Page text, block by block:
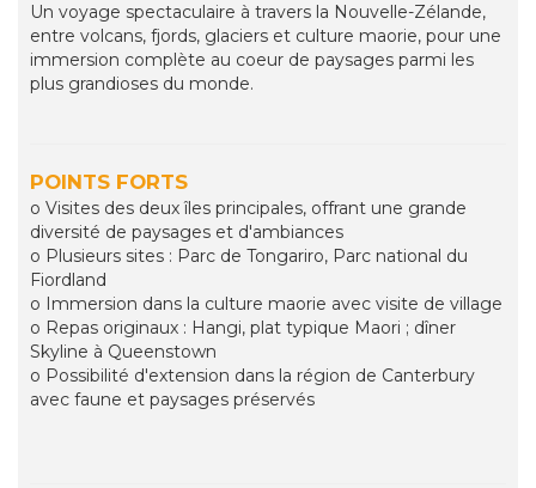
Un voyage spectaculaire à travers la Nouvelle-Zélande,
entre volcans, fjords, glaciers et culture maorie, pour une
immersion complète au coeur de paysages parmi les
plus grandioses du monde.
POINTS FORTS
o Visites des deux îles principales, offrant une grande
diversité de paysages et d'ambiances
o Plusieurs sites : Parc de Tongariro, Parc national du
Fiordland
o Immersion dans la culture maorie avec visite de village
o Repas originaux : Hangi, plat typique Maori ; dîner
Skyline à Queenstown
o Possibilité d'extension dans la région de Canterbury
avec faune et paysages préservés